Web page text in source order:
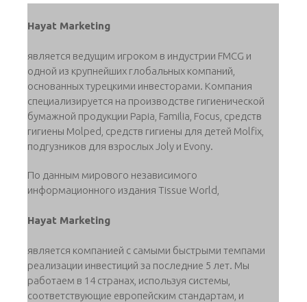
Hayat Marketing
является ведущим игроком в индустрии FMCG и
одной из крупнейших глобальных компаний,
основанных турецкими инвесторами. Компания
специализируется на производстве гигиенической
бумажной продукции Papia, Familia, Focus, средств
гигиены Molped, средств гигиены для детей Molfix,
подгузников для взрослых Joly и Evony.
По данным мирового независимого
информационного издания Tissue World,
Hayat Marketing
является компанией с самыми быстрыми темпами
реализации инвестиций за последние 5 лет. Мы
работаем в 14 странах, используя системы,
соответствующие европейским стандартам, и